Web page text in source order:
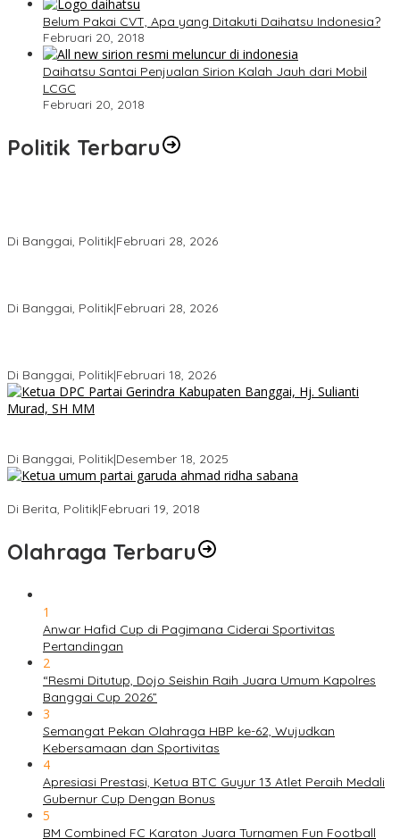
Belum Pakai CVT, Apa yang Ditakuti Daihatsu Indonesia?
Februari 20, 2018
Daihatsu Santai Penjualan Sirion Kalah Jauh dari Mobil
LCGC
Februari 20, 2018
Politik Terbaru
Di Banggai, Politik|Februari 28, 2026
Di Banggai, Politik|Februari 28, 2026
Di Banggai, Politik|Februari 18, 2026
Di Banggai, Politik|Desember 18, 2025
Di Berita, Politik|Februari 19, 2018
Olahraga Terbaru
1
Anwar Hafid Cup di Pagimana Ciderai Sportivitas
Pertandingan
2
“Resmi Ditutup, Dojo Seishin Raih Juara Umum Kapolres
Banggai Cup 2026”
3
Semangat Pekan Olahraga HBP ke-62, Wujudkan
Kebersamaan dan Sportivitas
4
Apresiasi Prestasi, Ketua BTC Guyur 13 Atlet Peraih Medali
Gubernur Cup Dengan Bonus
5
BM Combined FC Karaton Juara Turnamen Fun Football